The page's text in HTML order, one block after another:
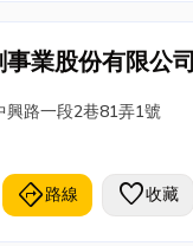
業股份有限公司
興路一段2巷81弄1號
directions路線 favorite收藏